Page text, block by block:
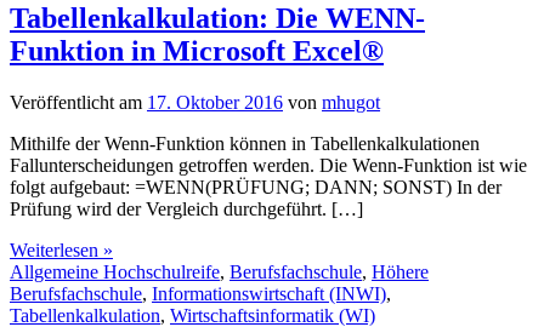
Tabellenkalkulation: Die WENN-
Funktion in Microsoft Excel®
Veröffentlicht am 17. Oktober 2016 von mhugot
Mithilfe der Wenn-Funktion können in Tabellenkalkulationen
Fallunterscheidungen getroffen werden. Die Wenn-Funktion ist wie
folgt aufgebaut: =WENN(PRÜFUNG; DANN; SONST) In der
Prüfung wird der Vergleich durchgeführt. […]
Weiterlesen »
Allgemeine Hochschulreife, Berufsfachschule, Höhere
Berufsfachschule, Informationswirtschaft (INWI),
Tabellenkalkulation, Wirtschaftsinformatik (WI)